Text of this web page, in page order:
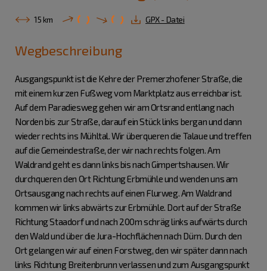
15 km GPX - Datei
Wegbeschreibung
Ausgangspunkt ist die Kehre der Premerzhofener Straße, die
mit einem kurzen Fußweg vom Marktplatz aus erreichbar ist.
Auf dem Paradiesweg gehen wir am Ortsrand entlang nach
Norden bis zur Straße, darauf ein Stück links bergan und dann
wieder rechts ins Mühltal. Wir überqueren die Talaue und treffen
auf die Gemeindestraße, der wir nach rechts folgen. Am
Waldrand geht es dann links bis nach Gimpertshausen. Wir
durchqueren den Ort Richtung Erbmühle und wenden uns am
Ortsausgang nach rechts auf einen Flurweg. Am Waldrand
kommen wir links abwärts zur Erbmühle. Dort auf der Straße
Richtung Staadorf und nach 200m schräg links aufwärts durch
den Wald und über die Jura-Hochflächen nach Dürn. Durch den
Ort gelangen wir auf einen Forstweg, den wir später dann nach
links Richtung Breitenbrunn verlassen und zum Ausgangspunkt